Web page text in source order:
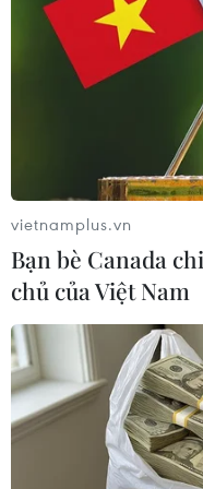
Theo dõi VietnamPlus
TIN LIÊN QUAN
vietnamplus.vn
Bạn bè Canada
chủ của Việt Nam